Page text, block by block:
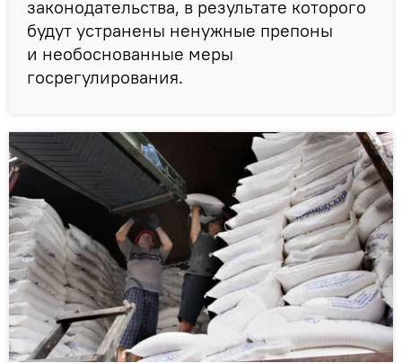
законодательства, в результате которого
будут устранены ненужные препоны
и необоснованные меры
госрегулирования.